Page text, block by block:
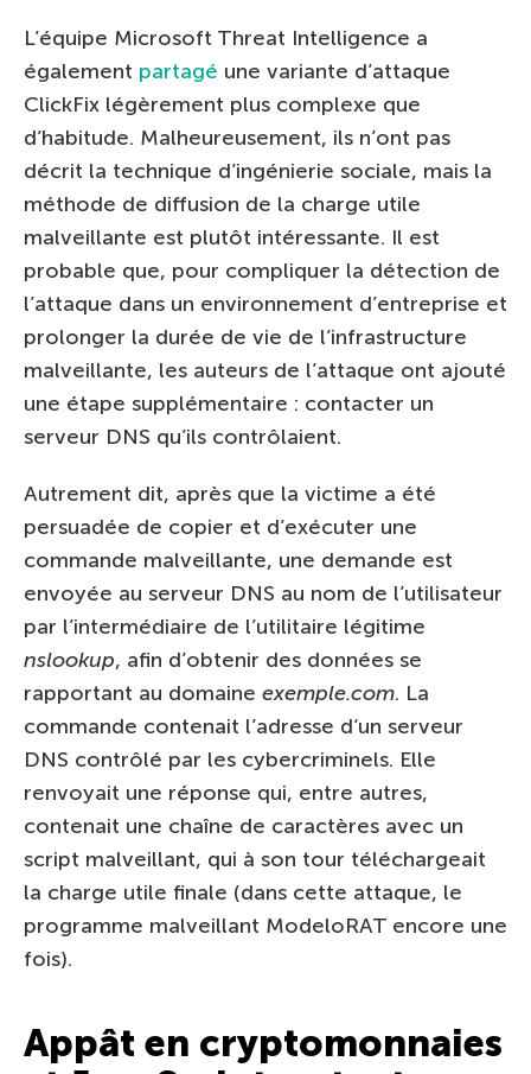
L’équipe Microsoft Threat Intelligence a
également partagé une variante d’attaque
ClickFix légèrement plus complexe que
d’habitude. Malheureusement, ils n’ont pas
décrit la technique d’ingénierie sociale, mais la
méthode de diffusion de la charge utile
malveillante est plutôt intéressante. Il est
probable que, pour compliquer la détection de
l’attaque dans un environnement d’entreprise et
prolonger la durée de vie de l’infrastructure
malveillante, les auteurs de l’attaque ont ajouté
une étape supplémentaire : contacter un
serveur DNS qu’ils contrôlaient.
Autrement dit, après que la victime a été
persuadée de copier et d’exécuter une
commande malveillante, une demande est
envoyée au serveur DNS au nom de l’utilisateur
par l’intermédiaire de l’utilitaire légitime
nslookup, afin d’obtenir des données se
rapportant au domaine exemple.com. La
commande contenait l’adresse d’un serveur
DNS contrôlé par les cybercriminels. Elle
renvoyait une réponse qui, entre autres,
contenait une chaîne de caractères avec un
script malveillant, qui à son tour téléchargeait
la charge utile finale (dans cette attaque, le
programme malveillant ModeloRAT encore une
fois).
Appât en cryptomonnaies